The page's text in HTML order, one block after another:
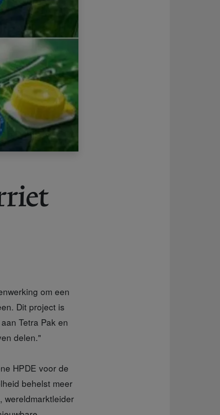
om een
Dit project is
Tetra Pak en
delen."
HPDE voor de
behelst meer
wereldmarktleider